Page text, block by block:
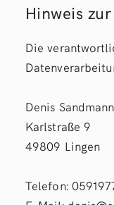
Hinweis
Die
Denis Sandmann
Karlstraße 9
49809 Lingen
Telefon: